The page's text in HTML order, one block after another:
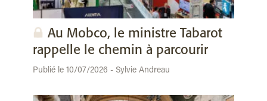
Au Mobco, le ministre Tabarot
rappelle le chemin à parcourir
Publié le 10/07/2026 - Sylvie Andreau